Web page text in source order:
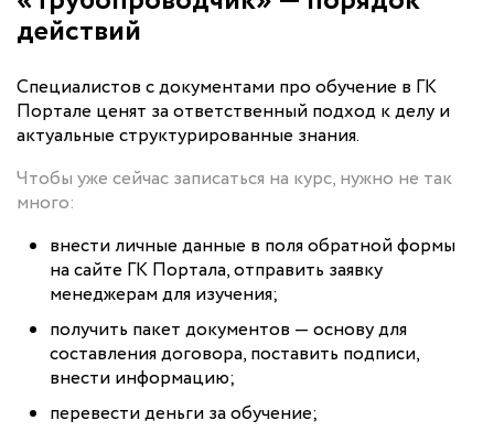
действий
Специалистов с документами про обучение в ГК
Портале ценят за ответственный подход к делу и
актуальные структурированные знания.
Чтобы уже сейчас записаться на курс, нужно не так
много:
внести личные данные в поля обратной формы
на сайте ГК Портала, отправить заявку
менеджерам для изучения;
получить пакет документов — основу для
составления договора, поставить подписи,
внести информацию;
перевести деньги за обучение;